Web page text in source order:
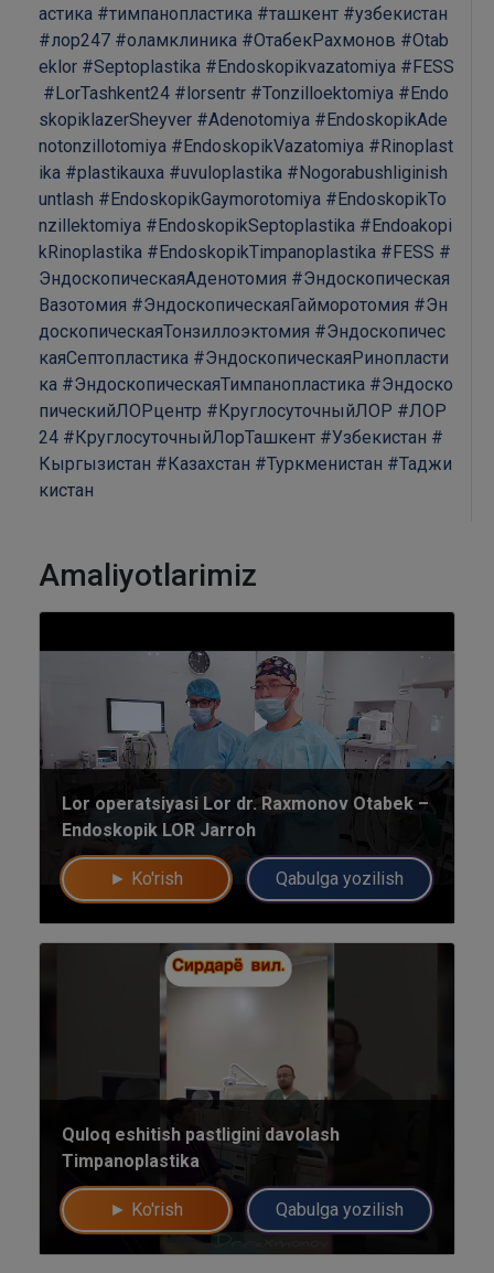
астика #тимпанопластика #ташкент #узбекистан
#лор247 #оламклиника #ОтабекРахмонов #Otab
eklor #Septoplastika #Endoskopikvazatomiya #FESS
#LorTashkent24 #lorsentr #Tonzilloektomiya #Endo
skopiklazerSheyver #Adenotomiya #EndoskopikAde
notonzillotomiya #EndoskopikVazatomiya #Rinoplast
ika #plastikauxa #uvuloplastika #Nogorabushliginish
untlash #EndoskopikGaymorotomiya #EndoskopikTo
nzillektomiya #EndoskopikSeptoplastika #Endoakopi
kRinoplastika #EndoskopikTimpanoplastika #FESS #
ЭндоскопическаяАденотомия #Эндоскопическая
Вазотомия #ЭндоскопическаяГайморотомия #Эн
доскопическаяТонзиллоэктомия #Эндоскопичес
каяСептопластика #ЭндоскопическаяРинопласти
ка #ЭндоскопическаяТимпанопластика #Эндоско
пическийЛОРцентр #КруглосуточныйЛОР #ЛОР
24 #КруглосуточныйЛорТашкент #Узбекистан #
Кыргызистан #Казахстан #Туркменистан #Таджи
кистан
Amaliyotlarimiz
Lor operatsiyasi Lor dr. Raxmonov Otabek –
Endoskopik LOR Jarroh
► Ko'rish Qabulga yozilish
Quloq eshitish pastligini davolash
Timpanoplastika
► Ko'rish Qabulga yozilish
Umumiy chatimizga yozing
Mutaxassislar
Bizning shifokorlarimiz sizga maslahat berishdan xursand bo'lishadi!
Mutaxassisga yozing yo'q rahmat